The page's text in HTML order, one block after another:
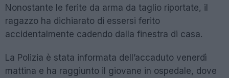
Nonostante le ferite da arma da taglio riportate, il
ragazzo ha dichiarato di essersi ferito
accidentalmente cadendo dalla finestra di casa.
La Polizia è stata informata dell’accaduto venerdì
mattina e ha raggiunto il giovane in ospedale, dove